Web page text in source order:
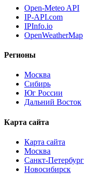
Open-Meteo API
IP-API.com
IPInfo.io
OpenWeatherMap
Регионы
Москва
Сибирь
Юг России
Дальний Восток
Карта сайта
Карта сайта
Москва
Санкт-Петербург
Новосибирск